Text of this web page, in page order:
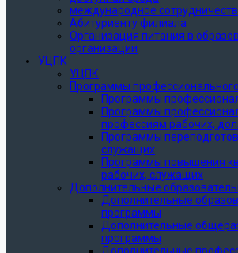
международное
Абитуриенту филиала
Организация питания в
организации
УЦПК
УЦПК
Программы
Программы
Программы
профессиям рабочих,
Программы
служащих
Программы повышения
рабочих, служащих
Дополнительные
Дополнительные
программы
Дополнительные
программы